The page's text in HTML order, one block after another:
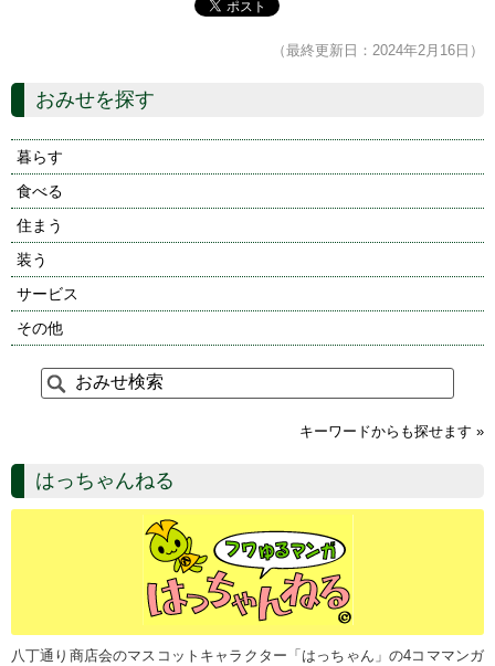
（最終更新日：2024年2月16日）
おみせを探す
暮らす
食べる
住まう
装う
サービス
その他
キーワードからも探せます »
はっちゃんねる
八丁通り商店会のマスコットキャラクター「はっちゃん」の4コママンガ